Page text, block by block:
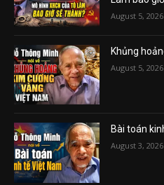
August 5, 2026
Khủng
August 5, 2026
Bài toán
August 3, 2026